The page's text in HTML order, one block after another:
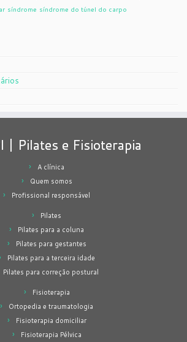
síndrome síndrome do túnel do carpo
| Pilates e Fisioterapia
A clínica
Quem somos
Profissional responsável
Pilates
Pilates para a coluna
Pilates para gestantes
Pilates para a terceira idade
Pilates para correção postural
Fisioterapia
Ortopedia e traumatologia
Fisioterapia domiciliar
Fisioterapia Pélvica